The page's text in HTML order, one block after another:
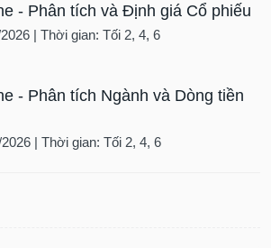
- Phân tích và Định giá Cổ phiếu
| Thời gian: Tối 2, 4, 6
- Phân tích Ngành và Dòng tiền
| Thời gian: Tối 2, 4, 6